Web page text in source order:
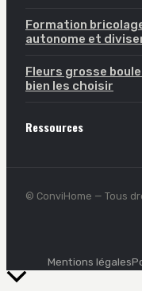
Formation
autonome et
Fleurs grosse
bien les choisir
Ressources
© ConviHome — Tous
Mentions légales